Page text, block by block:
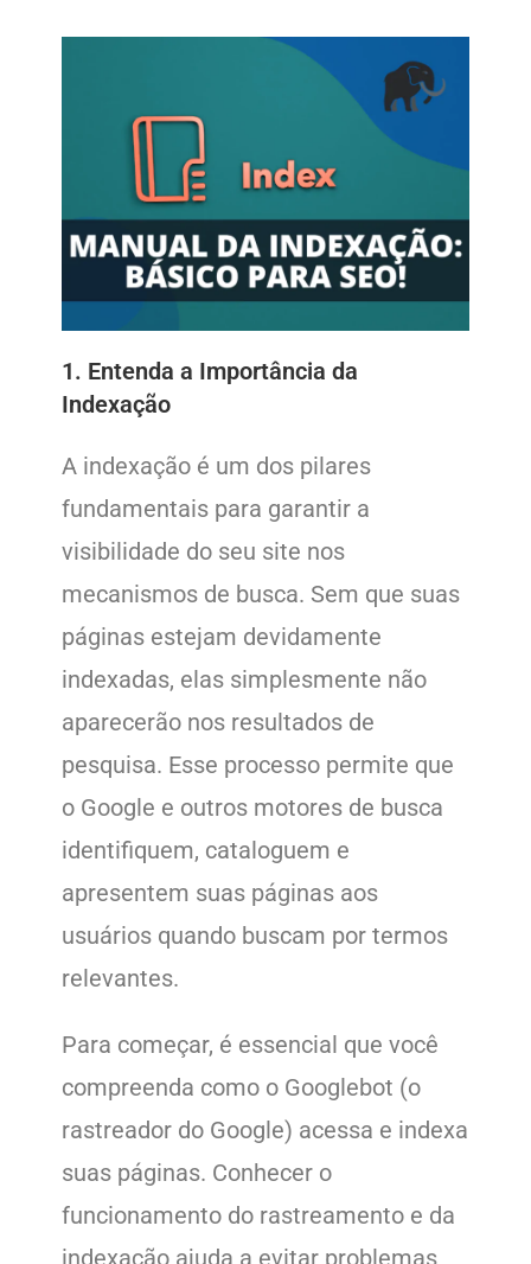
1. Entenda a Importância da
Indexação
A indexação é um dos pilares
fundamentais para garantir a
visibilidade do seu site nos
mecanismos de busca. Sem que suas
páginas estejam devidamente
indexadas, elas simplesmente não
aparecerão nos resultados de
pesquisa. Esse processo permite que
o Google e outros motores de busca
identifiquem, cataloguem e
apresentem suas páginas aos
usuários quando buscam por termos
relevantes.
Para começar, é essencial que você
compreenda como o Googlebot (o
rastreador do Google) acessa e indexa
suas páginas. Conhecer o
funcionamento do rastreamento e da
indexação ajuda a evitar problemas